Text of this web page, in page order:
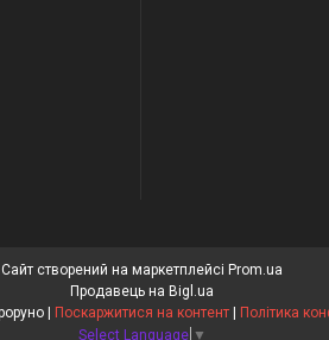
Сайт створений на маркетплейсі Prom.ua
Продавець на Bigl.ua
Поскаржитися на контент
Політика
Select Language ▼